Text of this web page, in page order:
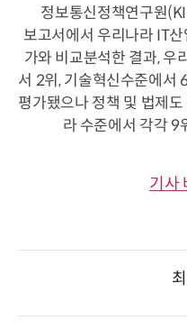
정보통신정책연구원
보고서에서 우리나라 IT
가와 비교분석한 결과, 우
서 2위, 기술혁신수준에서
평가됐으나 정책 및 법제
라 수준에서 각각 9
기사